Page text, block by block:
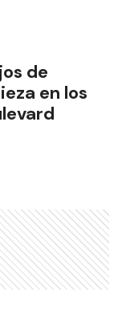
de
en los